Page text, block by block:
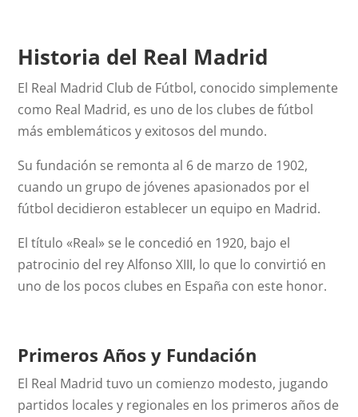
Historia del Real Madrid
El Real Madrid Club de Fútbol, conocido simplemente
como Real Madrid, es uno de los clubes de fútbol
más emblemáticos y exitosos del mundo.
Su fundación se remonta al 6 de marzo de 1902,
cuando un grupo de jóvenes apasionados por el
fútbol decidieron establecer un equipo en Madrid.
El título «Real» se le concedió en 1920, bajo el
patrocinio del rey Alfonso XIII, lo que lo convirtió en
uno de los pocos clubes en España con este honor.
Primeros Años y Fundación
El Real Madrid tuvo un comienzo modesto, jugando
partidos locales y regionales en los primeros años de